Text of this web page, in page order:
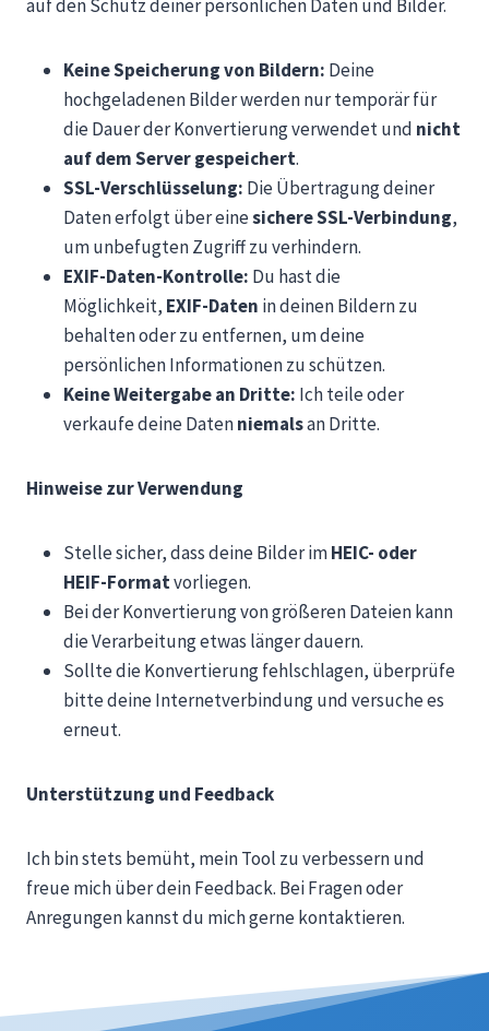
auf den Schutz deiner persönlichen Daten und Bilder.
Keine Speicherung von Bildern: Deine
hochgeladenen Bilder werden nur temporär für
die Dauer der Konvertierung verwendet und nicht
auf dem Server gespeichert.
SSL-Verschlüsselung: Die Übertragung deiner
Daten erfolgt über einesichere SSL-Verbindung,
um unbefugten Zugriff zu verhindern.
EXIF-Daten-Kontrolle: Du hast die
Möglichkeit, EXIF-Daten in deinen Bildern zu
behalten oder zu entfernen, um deine
persönlichen Informationen zu schützen.
Keine Weitergabe an Dritte: Ich teile oder
verkaufe deine Datenniemalsan Dritte.
Hinweise zur Verwendung
Stelle sicher, dass deine Bilder imHEIC- oder
HEIF-Formatvorliegen.
Bei der Konvertierung von größeren Dateien kann
die Verarbeitung etwas länger dauern.
Sollte die Konvertierung fehlschlagen, überprüfe
bitte deine Internetverbindung und versuche es
erneut.
Unterstützung und Feedback
Ich bin stets bemüht, mein Tool zu verbessern und
freue mich über dein Feedback. Bei Fragen oder
Anregungen kannst du mich gerne kontaktieren.